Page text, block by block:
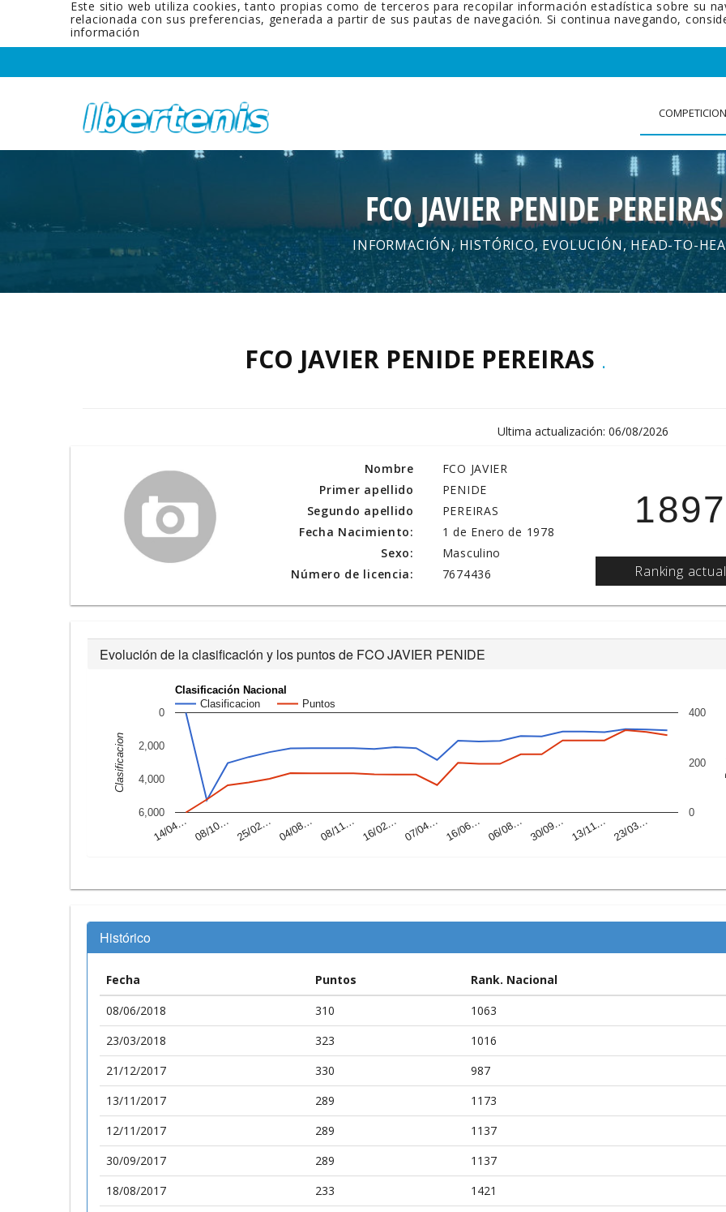
Este sitio web utiliza cookies, tanto propias como de terceros para recopilar información estadística sobre su
relacionada con sus preferencias, generada a partir de sus pautas de navegación. Si continua navegando,
información
FCO JAVIER PENIDE PEREIRAS
INFORMACIÓN, HISTÓRICO, EVOLUCIÓN, HEAD-TO-
FCO JAVIER PENIDE PEREIRAS .
Ultima actualización: 06/08/2026
Nombre
Primer apellido
Segundo apellido
Fecha Nacimiento:
Sexo:
Número de licencia:
FCO JAVIER
PENIDE
PEREIRAS
1 de Enero de 1978
Masculino
7674436
1897
Ranking actual
Evolución de la clasificación y los puntos de FCO JAVIER PENIDE
Clasificación Nacional
Clasificacion
Puntos
14/04… 08/10… 25/02… 04/08… 08/11… 16/02… 07/04… 16/06… 06/08… 30/09… 13/11… 23/03…
0
2,000
4,000
6,000 0
200
400
Clasificacion
Histórico
Fecha Puntos
Rank. Nacional
08/06/2018
310
1063
23/03/2018
323
1016
21/12/2017
330
987
13/11/2017
289
1173
12/11/2017
289
1137
30/09/2017
289
1137
18/08/2017
233
1421